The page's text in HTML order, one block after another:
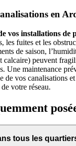
en
vos installations de
les fuites et les
de saison,
calcaire) peuvent
Une maintenance
de vos canalisations
votre réseau.
tous les